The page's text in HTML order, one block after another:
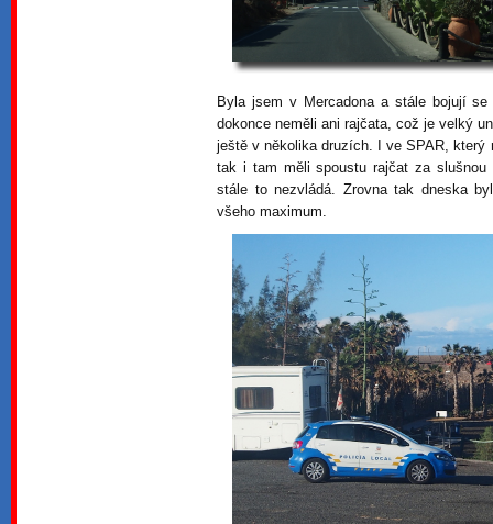
Byla jsem v Mercadona a stále bojují
dokonce neměli ani rajčata, což je velký
ještě v několika druzích. I ve SPAR, který
tak i tam měli spoustu rajčat za
stále to nezvládá. Zrovna tak dneska
všeho maximum.